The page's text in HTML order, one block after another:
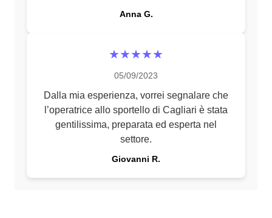
Anna G.
★★★★★
05/09/2023
Dalla mia esperienza, vorrei segnalare che
l’operatrice allo sportello di Cagliari è stata
gentilissima, preparata ed esperta nel
settore.
Giovanni R.